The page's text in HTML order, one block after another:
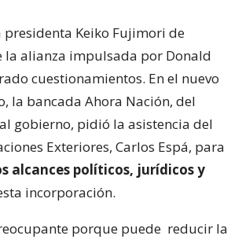
presidenta Keiko Fujimori de
alianza impulsada por Donald
cuestionamientos. En el nuevo
la bancada Ahora Nación, del
gobierno, pidió la asistencia del
Exteriores, Carlos Espá, para
alcances políticos, jurídicos y
incorporación.
porque puede reducir la